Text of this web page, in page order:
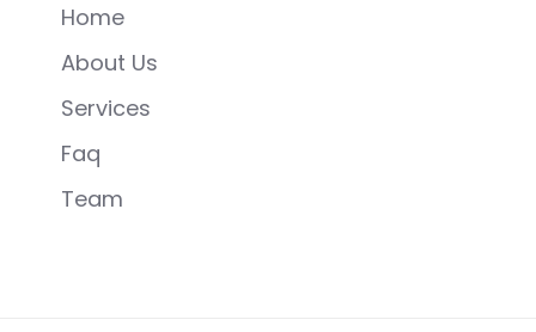
Home
About Us
Services
Faq
Team